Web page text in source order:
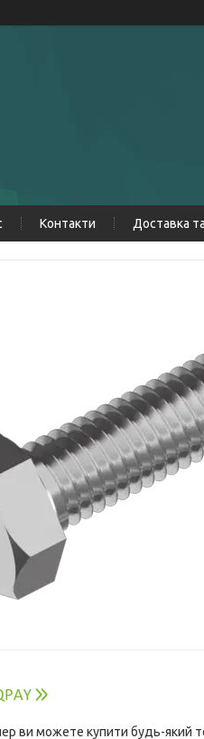
Контакти Доставка
ви можете купити будь-який